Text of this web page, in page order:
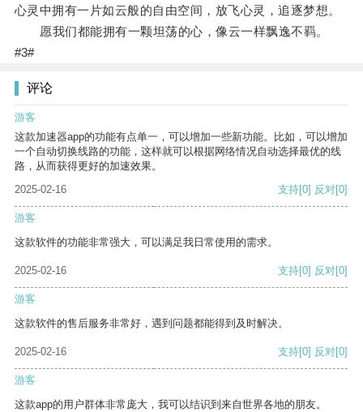
心灵中拥有一片如云般的自由空间，放飞心灵，追逐梦想。
愿我们都能拥有一颗坦荡的心，像云一样飘逸不羁。
#3#
评论
游客
这款加速器app的功能有点单一，可以增加一些新功能。比如，可以增加
一个自动切换线路的功能，这样就可以根据网络情况自动选择最优的线
路，从而获得更好的加速效果。
2025-02-16
支持[0] 反对[0]
游客
这款软件的功能非常强大，可以满足我日常使用的需求。
2025-02-16 支持[0] 反对[0]
游客
这款软件的售后服务非常好，遇到问题都能得到及时解决。
2025-02-16 支持[0] 反对[0]
游客
这款app的用户群体非常庞大，我可以结识到来自世界各地的朋友。